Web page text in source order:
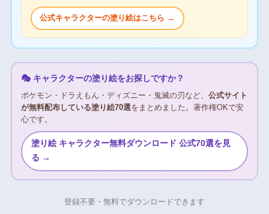
公式キャラクターの塗り絵はこちら →
🎭 キャラクターの塗り絵をお探しですか？
ポケモン・ドラえもん・ディズニー・鬼滅の刃など、 公式サイト
が無料配布している塗り絵70選をまとめました。著作権OKで安
心です。
塗り絵 キャラクター無料ダウンロード 公式70選を見
る →
登録不要・無料でダウンロードできます